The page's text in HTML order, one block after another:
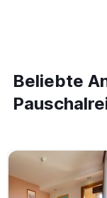
Beliebte